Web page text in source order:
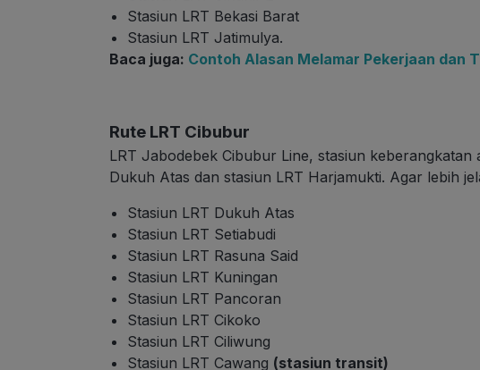
Stasiun LRT Bekasi Barat
Stasiun LRT Jatimulya.
Baca juga: Contoh Alasan Melamar Pekerjaan dan
Rute LRT Cibubur
LRT Jabodebek Cibubur Line, stasiun keberangkatan
Dukuh Atas dan stasiun LRT Harjamukti. Agar lebih
Stasiun LRT Dukuh Atas
Stasiun LRT Setiabudi
Stasiun LRT Rasuna Said
Stasiun LRT Kuningan
Stasiun LRT Pancoran
Stasiun LRT Cikoko
Stasiun LRT Ciliwung
Stasiun LRT Cawang (stasiun transit)